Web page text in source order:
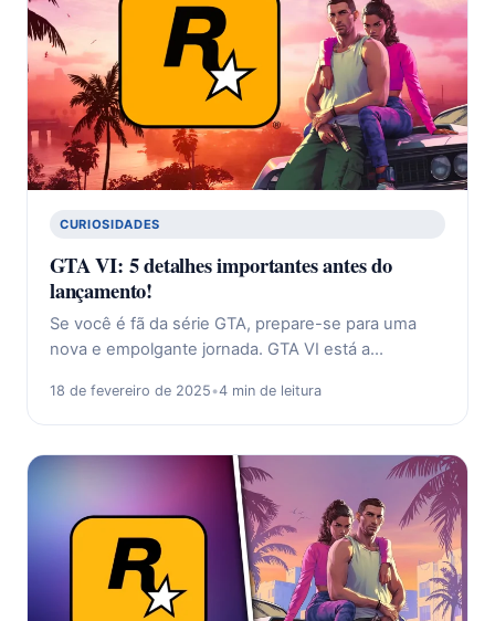
CURIOSIDADES
GTA VI: 5 detalhes importantes antes do
lançamento!
Se você é fã da série GTA, prepare-se para uma
nova e empolgante jornada. GTA VI está a…
18 de fevereiro de 2025•4 min de leitura